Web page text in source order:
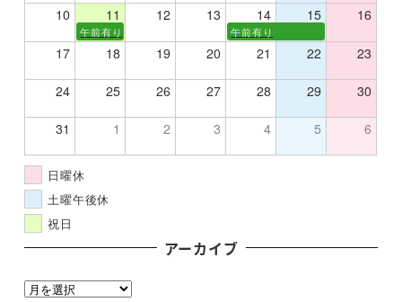
10 11 12 13 14 15 16
午前有り 午前有り
17 18 19 20 21 22 23
24 25 26 27 28 29 30
31 1 2 3 4 5 6
日曜休
土曜午後休
祝日
アーカイブ
ア